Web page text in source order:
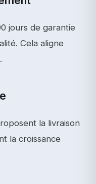
jours de garantie
Cela aligne
la livraison
la croissance